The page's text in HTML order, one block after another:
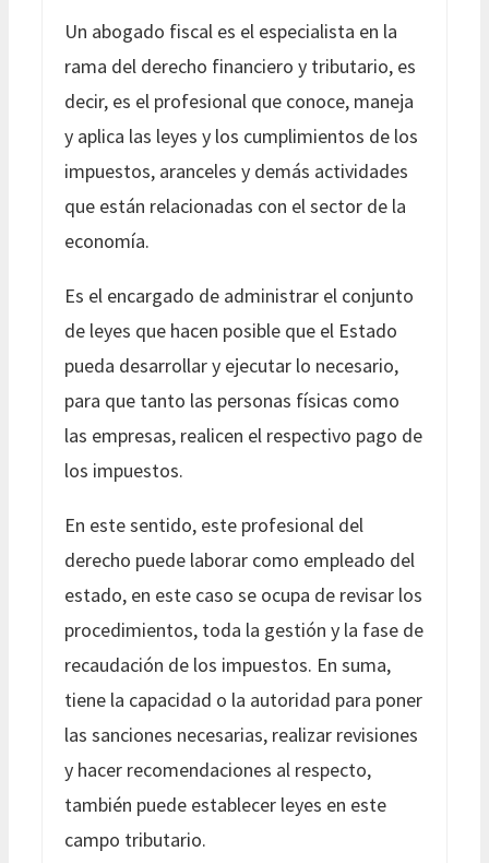
Un abogado fiscal es el especialista en la
rama del derecho financiero y tributario, es
decir, es el profesional que conoce, maneja
y aplica las leyes y los cumplimientos de los
impuestos, aranceles y demás actividades
que están relacionadas con el sector de la
economía.
Es el encargado de administrar el conjunto
de leyes que hacen posible que el Estado
pueda desarrollar y ejecutar lo necesario,
para que tanto las personas físicas como
las empresas, realicen el respectivo pago de
los impuestos.
En este sentido, este profesional del
derecho puede laborar como empleado del
estado, en este caso se ocupa de revisar los
procedimientos, toda la gestión y la fase de
recaudación de los impuestos. En suma,
tiene la capacidad o la autoridad para poner
las sanciones necesarias, realizar revisiones
y hacer recomendaciones al respecto,
también puede establecer leyes en este
campo tributario.